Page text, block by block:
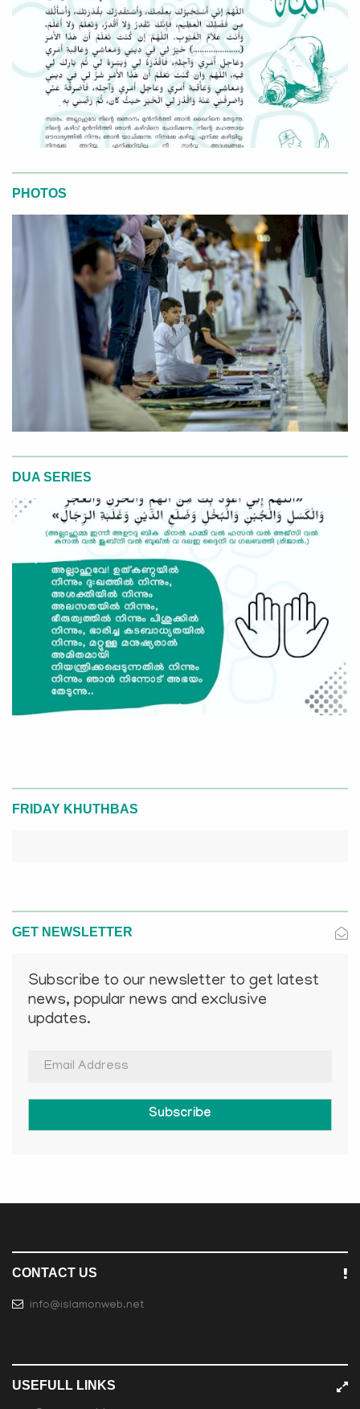
PHOTOS
DUA SERIES
FRIDAY KHUTHBAS
GET NEWSLETTER
Subscribe to our newsletter to get latest
news, popular news and exclusive
updates.
Subscribe
CONTACT US
info@islamonweb.net
USEFULL LINKS